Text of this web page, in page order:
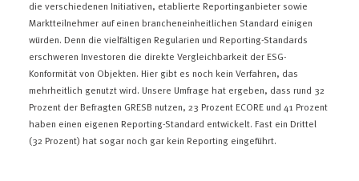
die verschiedenen Initiativen, etablierte Reportinganbieter sowie
Marktteilnehmer auf einen brancheneinheitlichen Standard einigen
würden. Denn die vielfältigen Regularien und Reporting-Standards
erschweren Investoren die direkte Vergleichbarkeit der ESG-
Konformität von Objekten. Hier gibt es noch kein Verfahren, das
mehrheitlich genutzt wird. Unsere Umfrage hat ergeben, dass rund 32
Prozent der Befragten GRESB nutzen, 23 Prozent ECORE und 41 Prozent
haben einen eigenen Reporting-Standard entwickelt. Fast ein Drittel
(32 Prozent) hat sogar noch gar kein Reporting eingeführt.